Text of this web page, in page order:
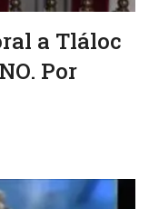
a Tláloc
Por